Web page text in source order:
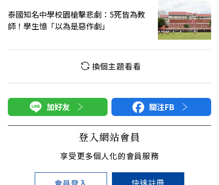
泰國知名中學校園槍擊悲劇：5死皆為教
師！學生憶「以為是惡作劇」
換個主題看看
加好友 關注FB
登入網站會員
享受更多個人化的會員服務
快速註冊